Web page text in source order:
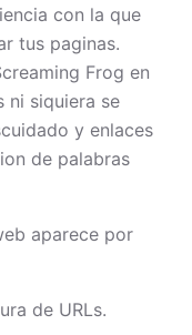
con la que
tus paginas.
Frog en
ni siquiera se
y enlaces
de palabras
aparece por
de URLs.